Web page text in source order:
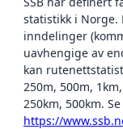
statistikk i Norge.
inndelinger
uavhengige av
kan
250m, 500m,
250km, 500km.
https://